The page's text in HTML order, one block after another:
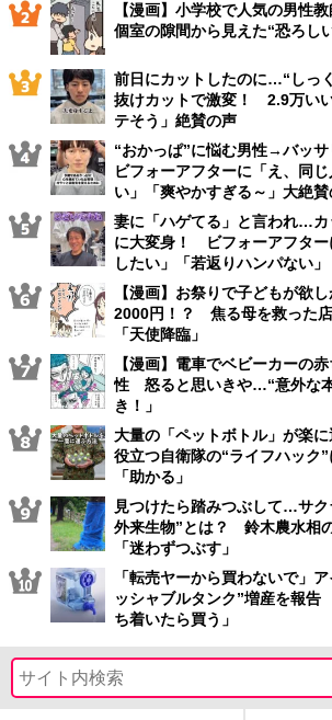
【漫画】小学校で人気の男性
個室の隙間から見えた“恐ろし
前日にカットしたのに…“しっ
抜けカットで激変！ 2.9万い
テそう」絶賛の声
“おかっぱ”に悩む男性→バッ
ビフォーアフターに「え、同
い」「爽やかすぎる～」大絶
妻に「ハゲてる」と言われ…
に大変身！ ビフォーアフター
したい」「若返りハンパない」
【漫画】お祭りで子どもが欲
2000円！？ 焦る母を救った
「天使降臨」
【漫画】電車でベビーカーの
性 怒ると思いきや…“意外な
き！」
大量の「ペットボトル」が楽
役立つ自衛隊の“ライフハック”
「助かる」
見つけたら踏みつぶして…サ
外来生物”とは？ 鈴木農水相
「迷わずつぶす」
「転売ヤーから買わないで」
ッシャブルタンク”増産を報
ち着いたら買う」